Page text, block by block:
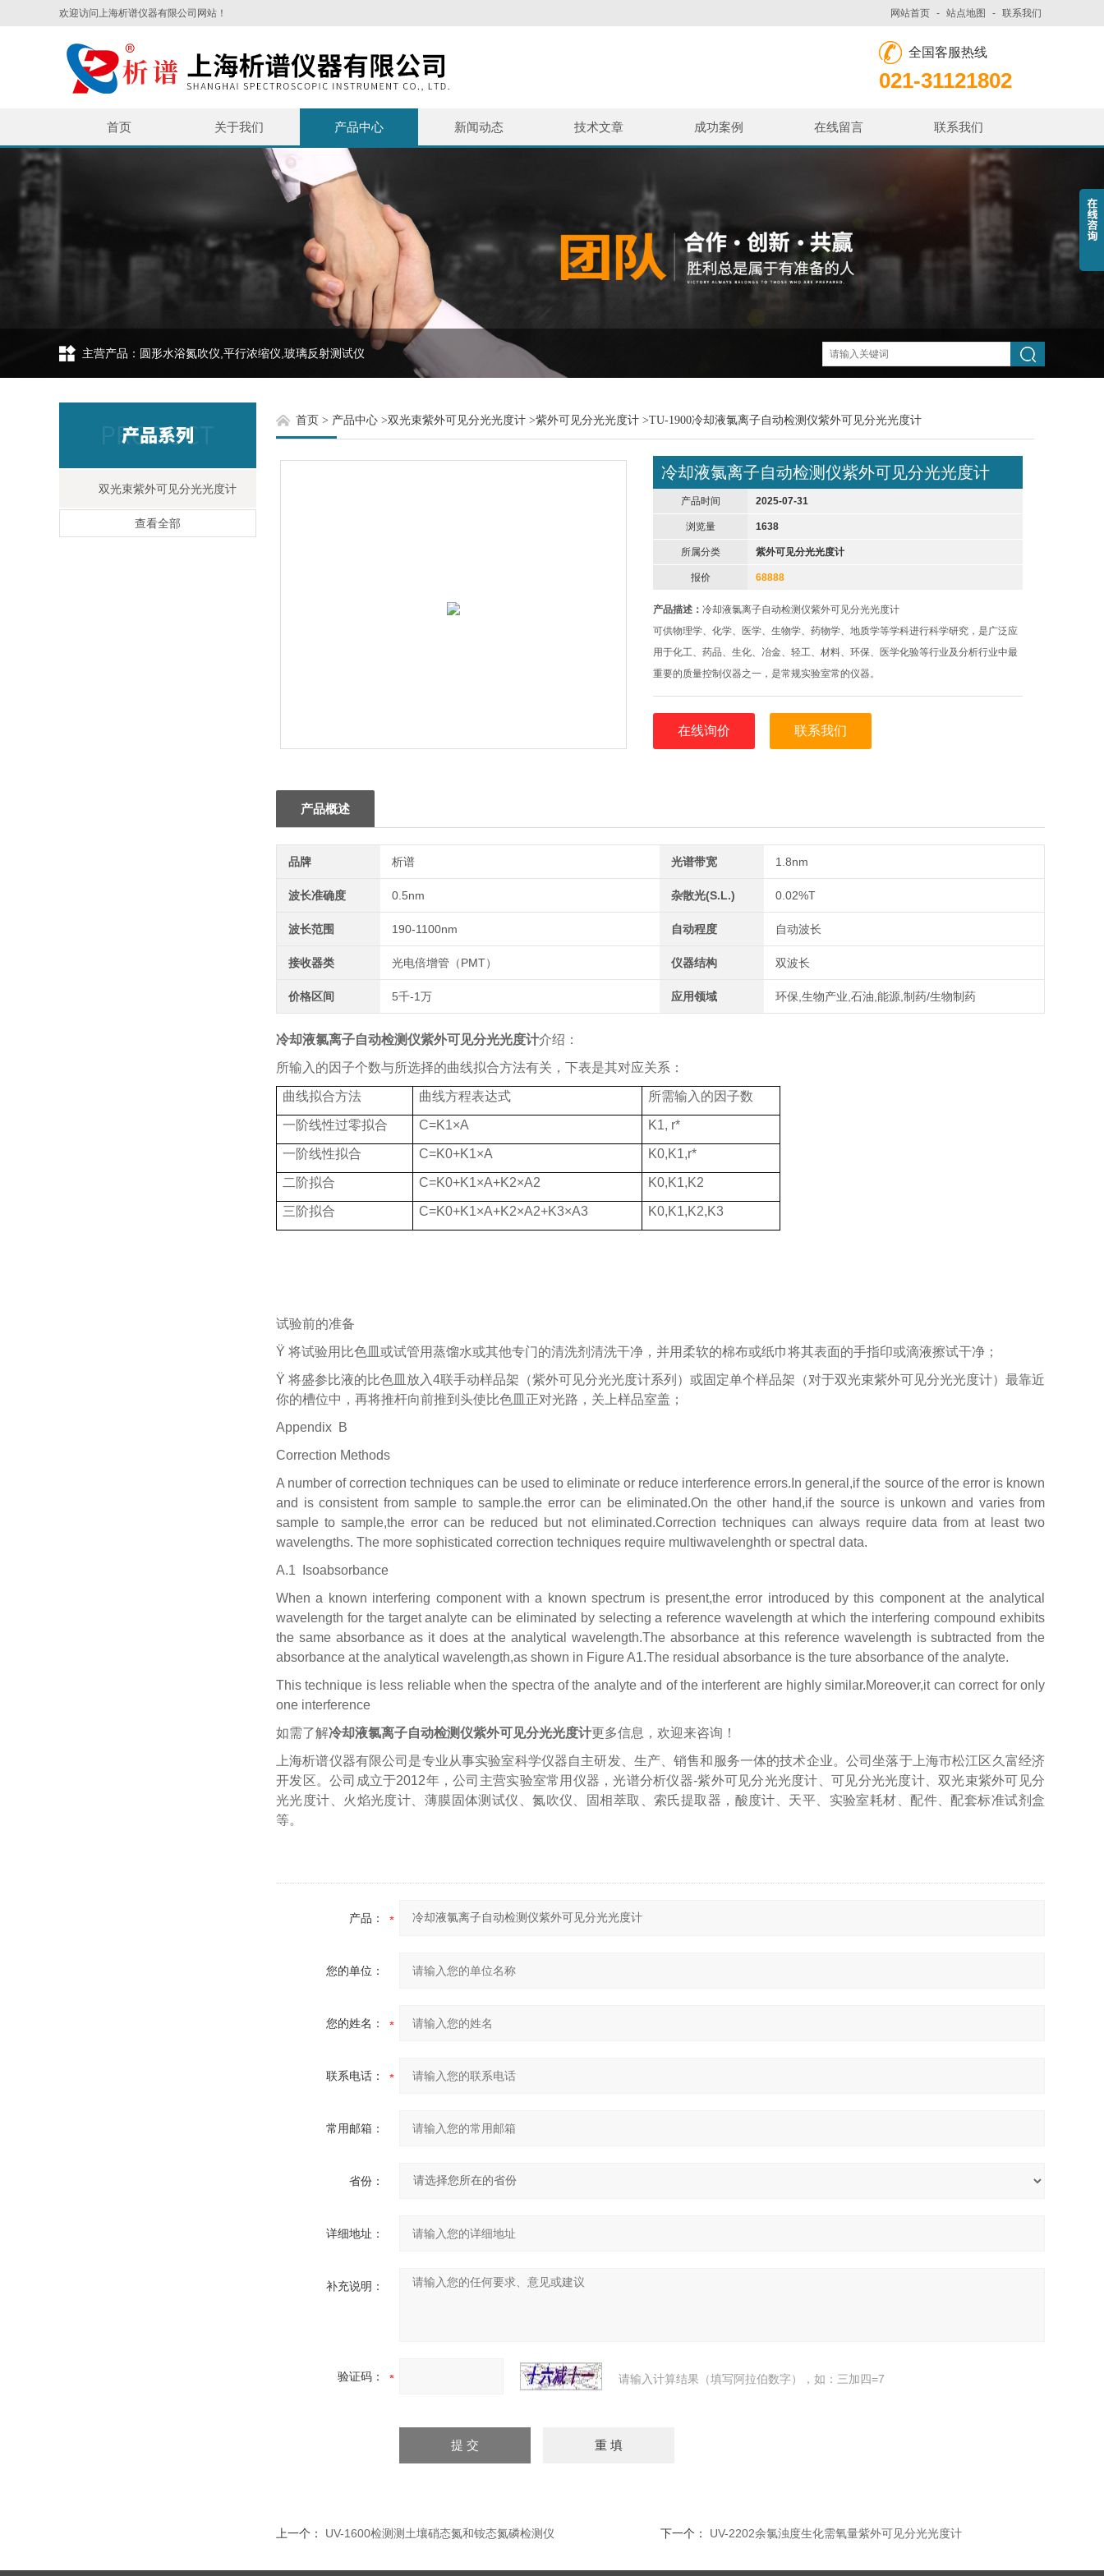
欢迎访问上海析谱仪器有限公司网站！ 网站首页 - 站点地图 - 联系我们
全国客服热线
021-31121802
首页 关于我们 产品中心 新闻动态 技术文章 成功案例 在线留言 联系我们
主营产品：圆形水浴氮吹仪,平行浓缩仪,玻璃反射测试仪
双光束紫外可见分光光度计
查看全部
首页 > 产品中心 >双光束紫外可见分光光度计 >紫外可见分光光度计 >TU-1900冷却液氯离子自动检测仪紫外可见分光光度计
冷却液氯离子自动检测仪紫外可见分光光度计
产品时间 2025-07-31
浏览量 1638
所属分类 紫外可见分光光度计
报价 68888
产品描述：冷却液氯离子自动检测仪紫外可见分光光度计
可供物理学、化学、医学、生物学、药物学、地质学等学科进行科学研究，是广泛应
用于化工、药品、生化、冶金、轻工、材料、环保、医学化验等行业及分析行业中最
重要的质量控制仪器之一，是常规实验室常的仪器。
LOAD】数据调出键;
【SAVE】数据存储键;
【SETλ】设置波长键;
在线询价 联系我们
产品概述
品牌 析谱 光谱带宽 1.8nm
波长准确度 0.5nm 杂散光(S.L.) 0.02%T
波长范围 190-1100nm 自动程度 自动波长
接收器类 光电倍增管（PMT） 仪器结构 双波长
价格区间 5千-1万 应用领域 环保,生物产业,石油,能源,制药/生物制药
冷却液氯离子自动检测仪紫外可见分光光度计介绍：
所输入的因子个数与所选择的曲线拟合方法有关，下表是其对应关系：
曲线拟合方法 曲线方程表达式 所需输入的因子数
一阶线性过零拟合 C=K1×A K1, r*
一阶线性拟合 C=K0+K1×A K0,K1,r*
二阶拟合 C=K0+K1×A+K2×A2 K0,K1,K2
三阶拟合 C=K0+K1×A+K2×A2+K3×A3 K0,K1,K2,K3
试验前的准备
Ÿ 将试验用比色皿或试管用蒸馏水或其他专门的清洗剂清洗干净，并用柔软的棉布或纸巾将其表面的手指印或滴液擦试干净；
Ÿ 将盛参比液的比色皿放入4联手动样品架（紫外可见分光光度计系列）或固定单个样品架（对于双光束紫外可见分光光度计）最靠近
你的槽位中，再将推杆向前推到头使比色皿正对光路，关上样品室盖；
Appendix B
Correction Methods
A number of correction techniques can be used to eliminate or reduce interference errors.In general,if the source of the error is known
and is consistent from sample to sample.the error can be eliminated.On the other hand,if the source is unkown and varies from
sample to sample,the error can be reduced but not eliminated.Correction techniques can always require data from at least two
wavelengths. The more sophisticated correction techniques require multiwavelenghth or spectral data.
A.1 Isoabsorbance
When a known interfering component with a known spectrum is present,the error introduced by this component at the analytical
wavelength for the target analyte can be eliminated by selecting a reference wavelength at which the interfering compound exhibits
the same absorbance as it does at the analytical wavelength.The absorbance at this reference wavelength is subtracted from the
absorbance at the analytical wavelength,as shown in Figure A1.The residual absorbance is the ture absorbance of the analyte.
This technique is less reliable when the spectra of the analyte and of the interferent are highly similar.Moreover,it can correct for only
one interference
如需了解冷却液氯离子自动检测仪紫外可见分光光度计更多信息，欢迎来咨询！
上海析谱仪器有限公司是专业从事实验室科学仪器自主研发、生产、销售和服务一体的技术企业。公司坐落于上海市松江区久富经济
开发区。公司成立于2012年，公司主营实验室常用仪器，光谱分析仪器-紫外可见分光光度计、可见分光光度计、双光束紫外可见分
光光度计、火焰光度计、薄膜固体测试仪、氮吹仪、固相萃取、索氏提取器，酸度计、天平、实验室耗材、配件、配套标准试剂盒
等。
产品：
您的单位：
您的姓名：
联系电话：
常用邮箱：
省份：
详细地址：
补充说明：
验证码： 请输入计算结果（填写阿拉伯数字），如：三加四=7
上一个： UV-1600检测测土壤硝态氮和铵态氮磷检测仪 下一个： UV-2202余氯浊度生化需氧量紫外可见分光光度计